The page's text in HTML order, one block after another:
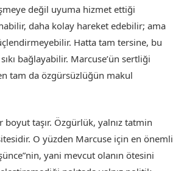
değil uyuma hizmet ettiği
daha kolay hareket edebilir; ama
Hatta tam tersine, bu
bağlayabilir. Marcuse’ün sertliği
tam da özgürsüzlüğün makul
boyut taşır. Özgürlük, yalnız tatmin
O yüzden Marcuse için en önemli
yani mevcut olanın ötesini